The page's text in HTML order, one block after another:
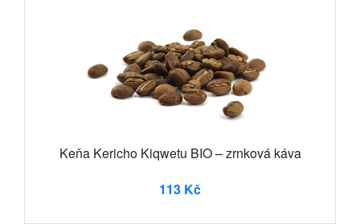
Keňa Kericho Kiqwetu BIO – zrnková káva
113 Kč